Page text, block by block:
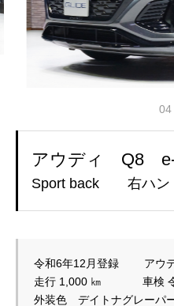
04
アウディ Q8 e-
Sport back 右ハン
令和6年12月登録　 　アウ
走行 1,000 ㎞   　 　  車検